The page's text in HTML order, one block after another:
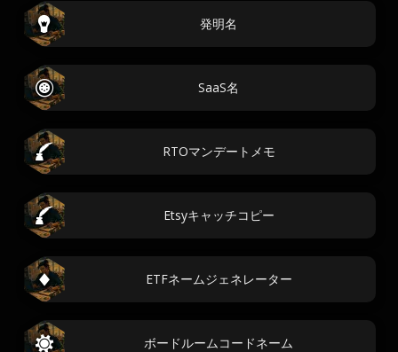
発明名
SaaS名
RTOマンデートメモ
Etsyキャッチコピー
ETFネームジェネレーター
ボードルームコードネーム